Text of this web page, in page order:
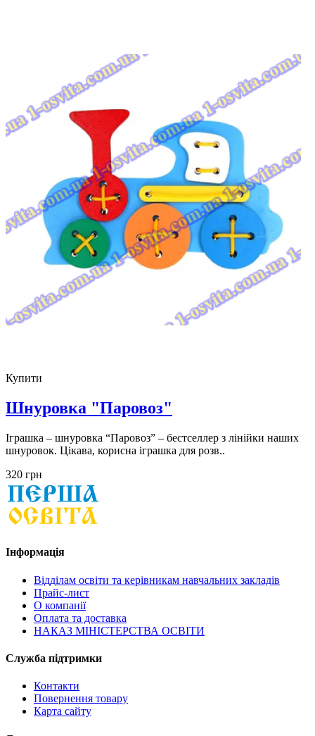
Купити
Шнуровка "Паровоз"
Іграшка – шнуровка “Паровоз” – бестселлер з лінійки наших
шнуровок. Цікава, корисна іграшка для розв..
320 грн
Інформація
Відділам освіти та керівникам навчальних закладів
Прайс-лист
О компанії
Оплата та доставка
НАКАЗ МІНІСТЕРСТВА ОСВІТИ
Служба підтримки
Контакти
Повернення товару
Карта сайту